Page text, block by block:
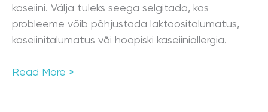
kaseiini. Välja tuleks seega selgitada, kas
probleeme võib põhjustada laktoositalumatus,
kaseiinitalumatus või hoopiski kaseiiniallergia.
Read More »